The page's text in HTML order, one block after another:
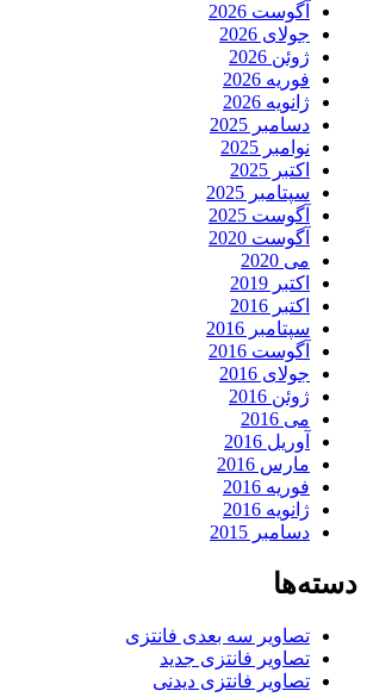
آگوست 2026
جولای 2026
ژوئن 2026
فوریه 2026
ژانویه 2026
دسامبر 2025
نوامبر 2025
اکتبر 2025
سپتامبر 2025
آگوست 2025
آگوست 2020
می 2020
اکتبر 2019
اکتبر 2016
سپتامبر 2016
آگوست 2016
جولای 2016
ژوئن 2016
می 2016
آوریل 2016
مارس 2016
فوریه 2016
ژانویه 2016
دسامبر 2015
دسته‌ها
تصاویر سه بعدی فانتزی
تصاویر فانتزی جدید
تصاویر فانتزی دیدنی